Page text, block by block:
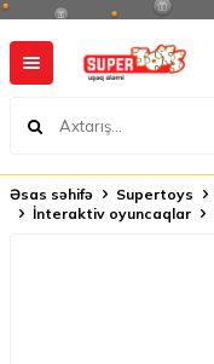
Əsas səhifə Supertoys
İnteraktiv oyuncaqlar